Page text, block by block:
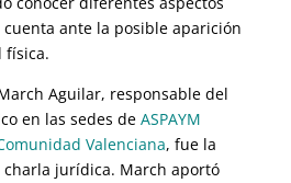
ante la posible aparición
física.
Aguilar, responsable del
en las sedes de ASPAYM
Valenciana, fue la
jurídica. March aportó